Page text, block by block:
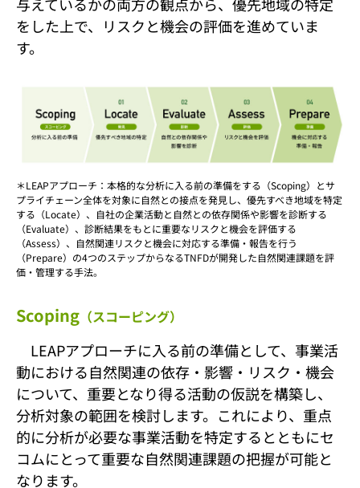
をした上で、リスクと機会の評価を進めていま
す。
＊LEAPアプローチ：本格的な分析に入る前の準備をする（Scoping）とサ
プライチェーン全体を対象に自然との接点を発見し、優先すべき地域を特定
する（Locate）、自社の企業活動と自然との依存関係や影響を診断する
（Evaluate）、診断結果をもとに重要なリスクと機会を評価する
（Assess）、自然関連リスクと機会に対応する準備・報告を行う
（Prepare）の4つのステップからなるTNFDが開発した自然関連課題を評
価・管理する手法。
Scoping （スコーピング）
LEAPアプローチに入る前の準備として、事業活
動における自然関連の依存・影響・リスク・機会
について、重要となり得る活動の仮説を構築し、
分析対象の範囲を検討します。これにより、重点
的に分析が必要な事業活動を特定するとともにセ
コムにとって重要な自然関連課題の把握が可能と
なります。